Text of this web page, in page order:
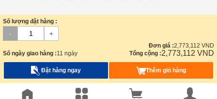
Số lượng đặt hàng :
- +
Số ngày giao hàng :11 ngày
Đơn giá :2,773,112 VND
Tổng cộng :2,773,112 VND
Đặt hàng ngay Thêm giỏ hàng